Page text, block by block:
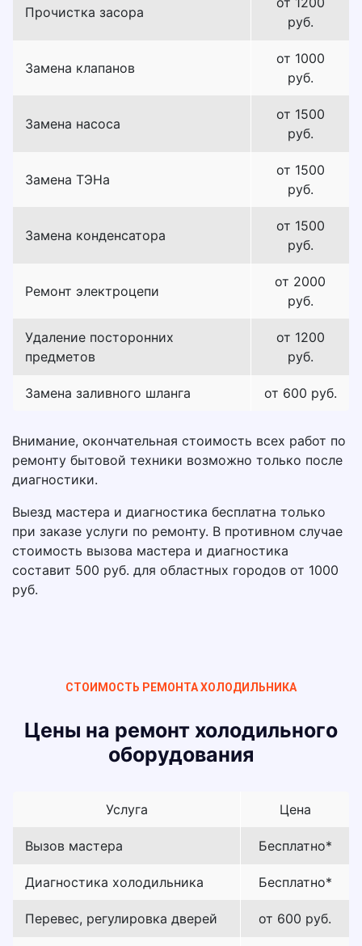
Прочистка засора
руб.
Замена клапанов
от 1000
руб.
Замена насоса
от 1500
руб.
Замена ТЭНа
от 1500
руб.
Замена конденсатора
от 1500
руб.
Ремонт электроцепи
от 2000
руб.
Удаление посторонних
предметов
от 1200
руб.
Замена заливного шланга от 600 руб.
Внимание, окончательная стоимость всех работ по
ремонту бытовой техники возможно только после
диагностики.
Выезд мастера и диагностика бесплатна только
при заказе услуги по ремонту. В противном случае
стоимость вызова мастера и диагностика
составит 500 руб. для областных городов от 1000
руб.
СТОИМОСТЬ РЕМОНТА ХОЛОДИЛЬНИКА
Цены на ремонт холодильного
оборудования
Услуга Цена
Вызов мастера Бесплатно*
Диагностика холодильника Бесплатно*
Перевес, регулировка дверей от 600 руб.